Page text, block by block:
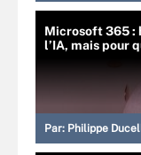
Microsoft 365 :
l’IA, mais pour
Par: Philippe